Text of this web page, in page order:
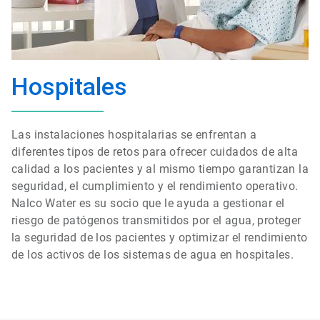
Hospitales
Las instalaciones hospitalarias se enfrentan a
diferentes tipos de retos para ofrecer cuidados de alta
calidad a los pacientes y al mismo tiempo garantizan la
seguridad, el cumplimiento y el rendimiento operativo.
Nalco Water es su socio que le ayuda a gestionar el
riesgo de patógenos transmitidos por el agua, proteger
la seguridad de los pacientes y optimizar el rendimiento
de los activos de los sistemas de agua en hospitales.